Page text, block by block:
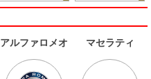
アルファロメオ マセラティ